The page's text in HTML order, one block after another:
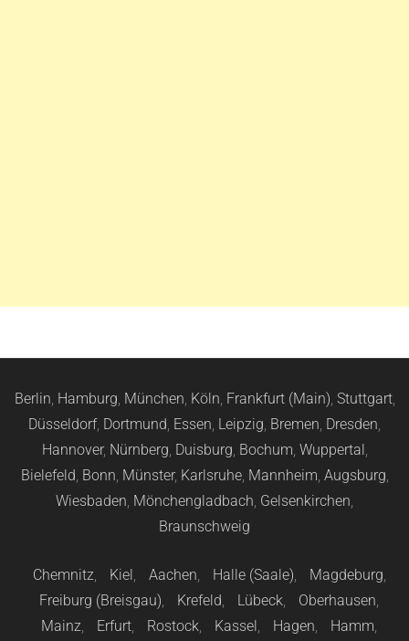
Berlin, Hamburg, München, Köln, Frankfurt (Main), Stuttgart,
Düsseldorf, Dortmund, Essen, Leipzig, Bremen, Dresden,
Hannover, Nürnberg, Duisburg, Bochum, Wuppertal,
Bielefeld, Bonn, Münster, Karlsruhe, Mannheim, Augsburg,
Wiesbaden, Mönchengladbach, Gelsenkirchen,
Braunschweig
Chemnitz, Kiel, Aachen, Halle (Saale), Magdeburg,
Freiburg (Breisgau), Krefeld, Lübeck, Oberhausen,
Mainz, Erfurt, Rostock, Kassel, Hagen, Hamm,